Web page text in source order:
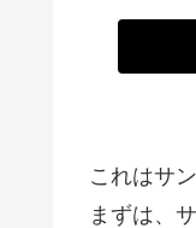
これはサ
まずは、